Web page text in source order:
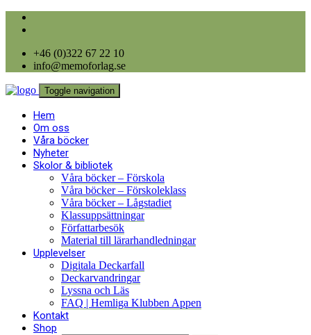
+46 (0)322 67 22 10
info@memoforlag.se
Toggle navigation
Hem
Om oss
Våra böcker
Nyheter
Skolor & bibliotek
Våra böcker – Förskola
Våra böcker – Förskoleklass
Våra böcker – Lågstadiet
Klassuppsättningar
Författarbesök
Material till lärarhandledningar
Upplevelser
Digitala Deckarfall
Deckarvandringar
Lyssna och Läs
FAQ | Hemliga Klubben Appen
Kontakt
Shop